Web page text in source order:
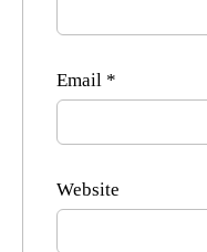
Email *
Website